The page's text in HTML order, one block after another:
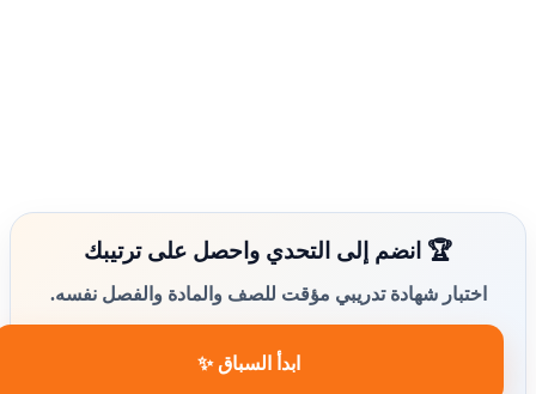
🏆 انضم إلى التحدي واحصل على ترتيبك
اختبار شهادة تدريبي مؤقت للصف والمادة والفصل نفسه.
ابدأ السباق ✨